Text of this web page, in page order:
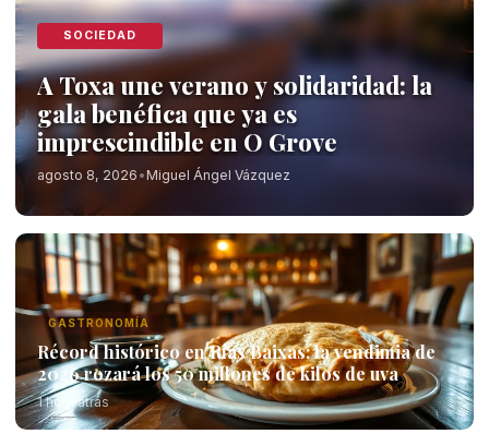
SOCIEDAD
A Toxa une verano y solidaridad: la
gala benéfica que ya es
imprescindible en O Grove
agosto 8, 2026 • Miguel Ángel Vázquez
GASTRONOMÍA
Récord histórico en Rías Baixas: la vendimia de
2026 rozará los 50 millones de kilos de uva
1 hora atrás